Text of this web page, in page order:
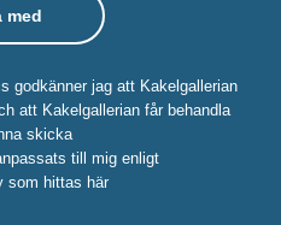
godkänner jag att Kakelgallerian
att Kakelgallerian får behandla
skicka
till mig enligt
som hittas här